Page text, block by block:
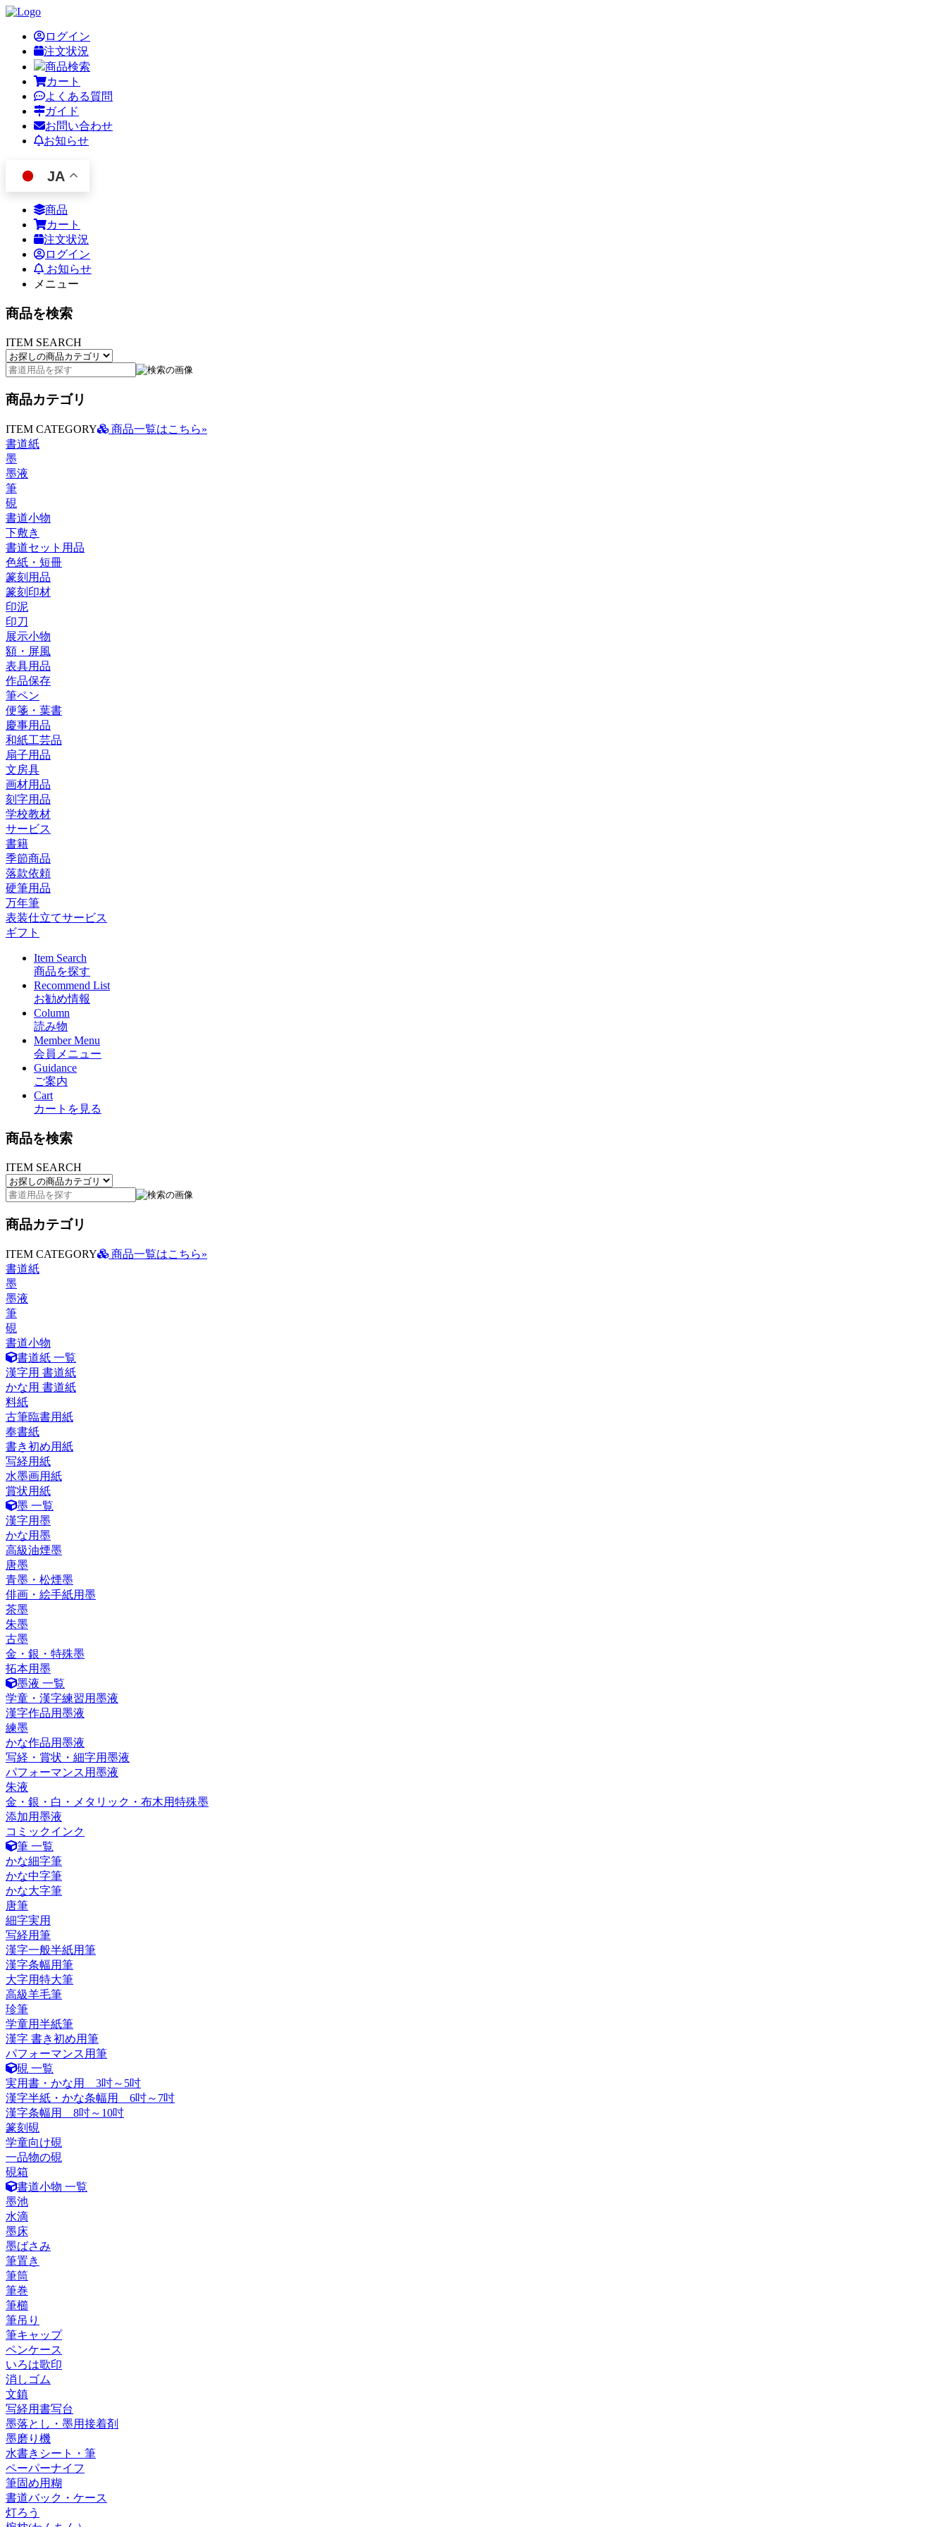
ログイン
注文状況
商品検索
カート
よくある質問
ガイド
お問い合わせ
お知らせ
JA
商品
カート
注文状況
ログイン
お知らせ
メニュー
商品を検索
ITEM SEARCH
商品カテゴリ
ITEM CATEGORY
商品一覧はこちら»
書道紙
墨
墨液
筆
硯
書道小物
下敷き
書道セット用品
色紙・短冊
篆刻用品
篆刻印材
印泥
印刀
展示小物
額・屏風
表具用品
作品保存
筆ペン
便箋・葉書
慶事用品
和紙工芸品
扇子用品
文房具
画材用品
刻字用品
学校教材
サービス
書籍
季節商品
落款依頼
硬筆用品
万年筆
表装仕立てサービス
ギフト
Item Search
商品を探す
Recommend List
お勧め情報
Column
読み物
Member Menu
会員メニュー
Guidance
ご案内
Cart
カートを見る
商品を検索
ITEM SEARCH
商品カテゴリ
ITEM CATEGORY
商品一覧はこちら»
書道紙
墨
墨液
筆
硯
書道小物
書道紙 一覧
漢字用 書道紙
かな用 書道紙
料紙
古筆臨書用紙
奉書紙
書き初め用紙
写経用紙
水墨画用紙
賞状用紙
墨 一覧
漢字用墨
かな用墨
高級油煙墨
唐墨
青墨・松煙墨
俳画・絵手紙用墨
茶墨
朱墨
古墨
金・銀・特殊墨
拓本用墨
墨液 一覧
学童・漢字練習用墨液
漢字作品用墨液
練墨
かな作品用墨液
写経・賞状・細字用墨液
パフォーマンス用墨液
朱液
金・銀・白・メタリック・布木用特殊墨
添加用墨液
コミックインク
筆 一覧
かな細字筆
かな中字筆
かな大字筆
唐筆
細字実用
写経用筆
漢字一般半紙用筆
漢字条幅用筆
大字用特大筆
高級羊毛筆
珍筆
学童用半紙筆
漢字 書き初め用筆
パフォーマンス用筆
硯 一覧
実用書・かな用 3吋～5吋
漢字半紙・かな条幅用 6吋～7吋
漢字条幅用 8吋～10吋
篆刻硯
学童向け硯
一品物の硯
硯箱
書道小物 一覧
墨池
水滴
墨床
墨ばさみ
筆置き
筆筒
筆巻
筆櫛
筆吊り
筆キャップ
ペンケース
いろは歌印
消しゴム
文鎮
写経用書写台
墨落とし・墨用接着剤
墨磨り機
水書きシート・筆
ペーパーナイフ
筆固め用糊
書道バック・ケース
灯ろう